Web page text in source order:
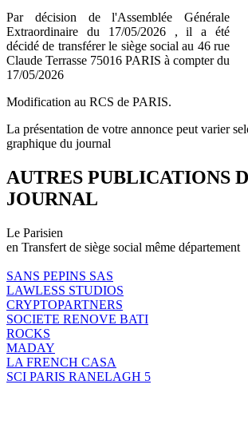
Par décision de l'Assemblée Générale
Extraordinaire du 17/05/2026 , il a été
décidé de transférer le siège social au 46 rue
Claude Terrasse 75016 PARIS à compter du
17/05/2026
Modification au RCS de PARIS.
La présentation de votre annonce peut varier
graphique du journal
AUTRES PUBLICATIONS
JOURNAL
Le Parisien
en Transfert de siège social même département
SANS PEPINS SAS
LAWLESS STUDIOS
CRYPTOPARTNERS
SOCIETE RENOVE BATI
ROCKS
MADAY
LA FRENCH CASA
SCI PARIS RANELAGH 5